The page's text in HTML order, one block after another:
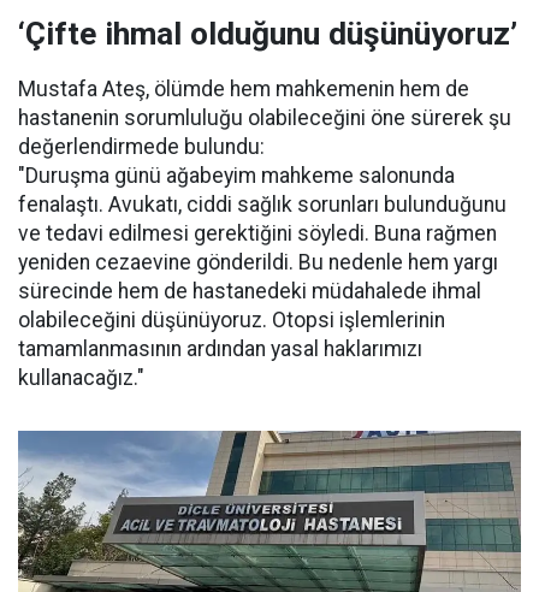
‘Çifte ihmal olduğunu düşünüyoruz’
Mustafa Ateş, ölümde hem mahkemenin hem de
hastanenin sorumluluğu olabileceğini öne sürerek şu
değerlendirmede bulundu:
"Duruşma günü ağabeyim mahkeme salonunda
fenalaştı. Avukatı, ciddi sağlık sorunları bulunduğunu
ve tedavi edilmesi gerektiğini söyledi. Buna rağmen
yeniden cezaevine gönderildi. Bu nedenle hem yargı
sürecinde hem de hastanedeki müdahalede ihmal
olabileceğini düşünüyoruz. Otopsi işlemlerinin
tamamlanmasının ardından yasal haklarımızı
kullanacağız."